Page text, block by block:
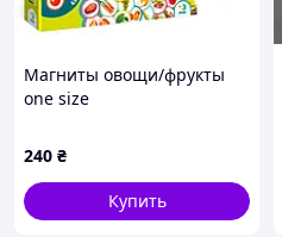
Магниты овощи/фрукты
one size
240 ₴
Купить